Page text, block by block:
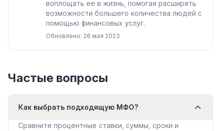
воплощать ее в жизнь, помогая расширять
возможности большего количества людей с
помощью финансовых услуг.
Обновлено: 26 мая 2023
Частые вопросы
Как выбрать подходящую МФО?
Сравните процентные ставки, суммы, сроки и